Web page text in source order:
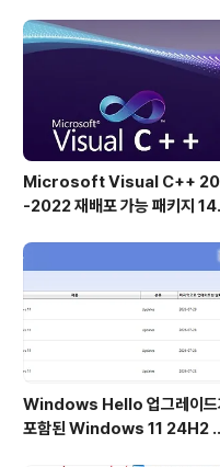
이스 없음퀵사운드 스위처는 기존의
이도 작동하며, 간소화된 기능과 핵심
즉, 긴 설치 과정을 거치지 않고 애플
만 하면 됩니다. 활성화되면 ..
Microsoft Visual C++
-2022 재배포 가능 패키지
Windows Hello 업그레이드
포함된 Windows 11 24H2